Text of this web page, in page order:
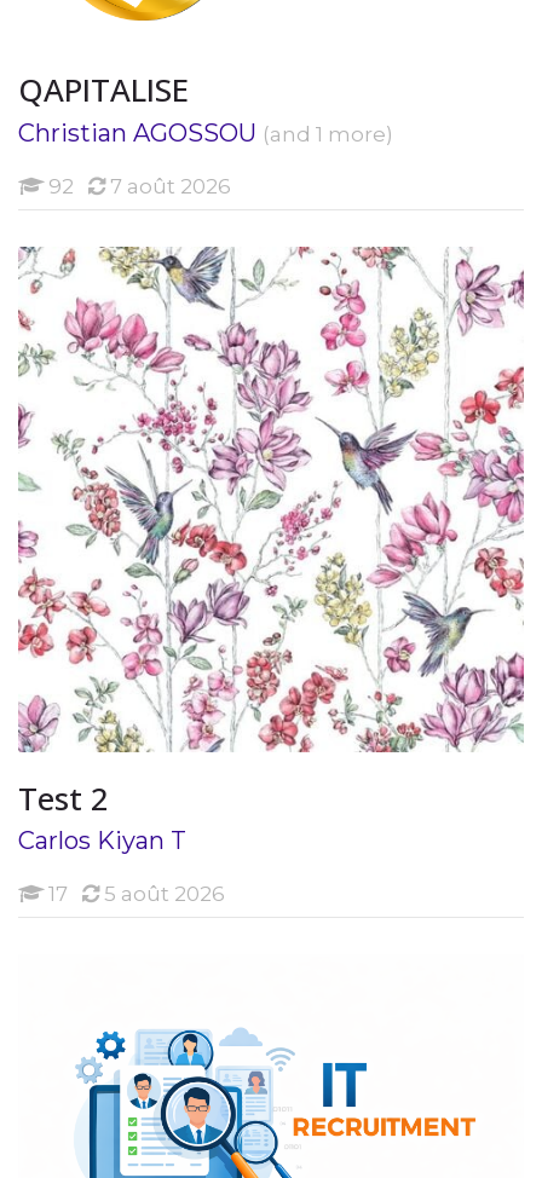
QAPITALISE
Christian AGOSSOU (and 1 more)
92 Étudiants
7 août 2026
Test 2
Carlos Kiyan T
17 Étudiants
5 août 2026